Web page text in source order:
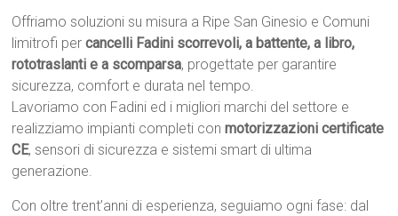
Offriamo soluzioni su misura a Ripe San Ginesio e Comuni
limitrofi percancelli Fadini scorrevoli, a battente, a libro,
rototraslanti e a scomparsa, progettate per garantire
sicurezza, comfort e durata nel tempo.
Lavoriamo con Fadini ed i migliori marchi del settore e
realizziamo impianti completi conmotorizzazioni certificate
CE, sensori di sicurezza e sistemi smart di ultima
generazione.
Con oltre trent’anni di esperienza, seguiamo ogni fase: dal